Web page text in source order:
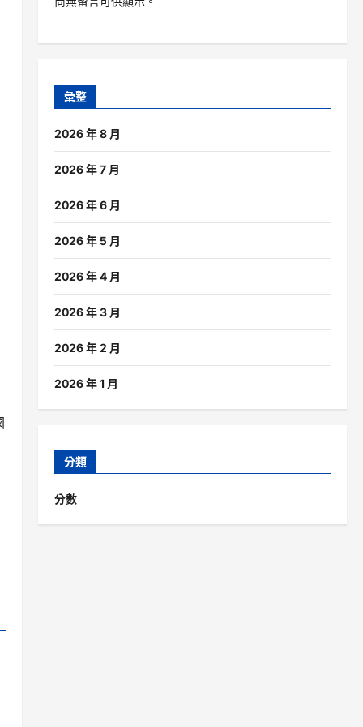
彙整
2026 年 8 月
2026 年 7 月
2026 年 6 月
2026 年 5 月
2026 年 4 月
2026 年 3 月
2026 年 2 月
2026 年 1 月
分類
分數